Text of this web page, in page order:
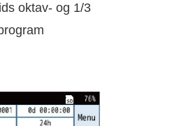
oktav- og 1/3